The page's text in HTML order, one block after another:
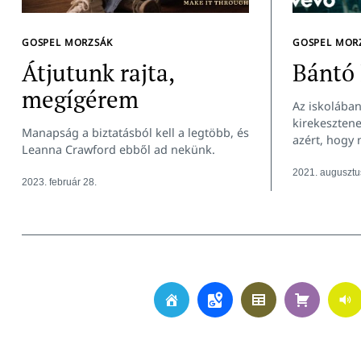
GOSPEL MORZSÁK
Átjutunk rajta,
megígérem
Manapság a biztatásból kell a legtöbb, és
Leanna Crawford ebből ad nekünk.
2023. február 28.
GOSPEL
Bántó
Az
azért, hogy
2021.